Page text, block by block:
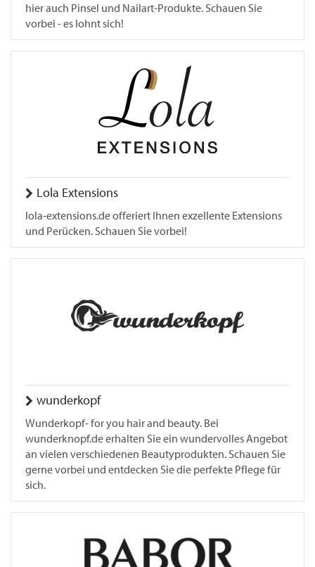
hier auch Pinsel und Nailart-Produkte. Schauen Sie
vorbei - es lohnt sich!
Lola Extensions
lola-extensions.de offeriert Ihnen exzellente Extensions
und Perücken. Schauen Sie vorbei!
wunderkopf
Wunderkopf- for you hair and beauty. Bei
wunderknopf.de erhalten Sie ein wundervolles Angebot
an vielen verschiedenen Beautyprodukten. Schauen Sie
gerne vorbei und entdecken Sie die perfekte Pflege für
sich.